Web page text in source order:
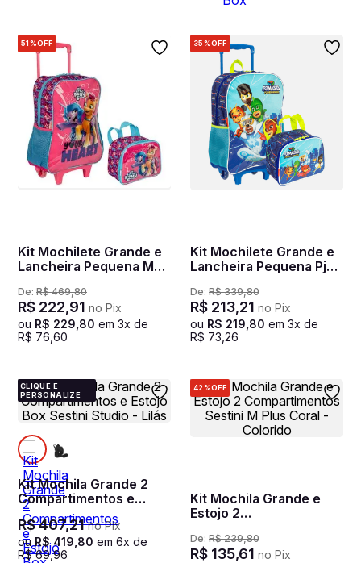
51%OFF
Kit Mochilete Grande e
Lancheira Pequena My
Colorido
De: R$ 469,80
R$ 222,91 no Pix
ou R$ 229 80 em 3x de
R$ 76 60
35%OFF
Kit Mochilete Grande e
Lancheira Pequena Pj
- Colorido
De: R$ 339,80
R$ 213,21 no Pix
ou R$ 219 80 em 3x de
R$ 73 26
CLIQUE E
PERSONALIZE
Kit Mochila Grande 2
Compartimentos e
Estojo Box Sestini
Studio - Lilás
R$407,21no Pix
ou R$ 419 80 em 6x de
R$ 69,96
42%OFF
Kit Mochila Grande e
Estojo 2
M Plus Coral - Colorido
De: R$ 239,80
R$ 135,61 no Pix